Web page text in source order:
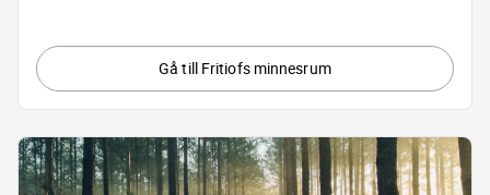
Gå till Fritiofs minnesrum